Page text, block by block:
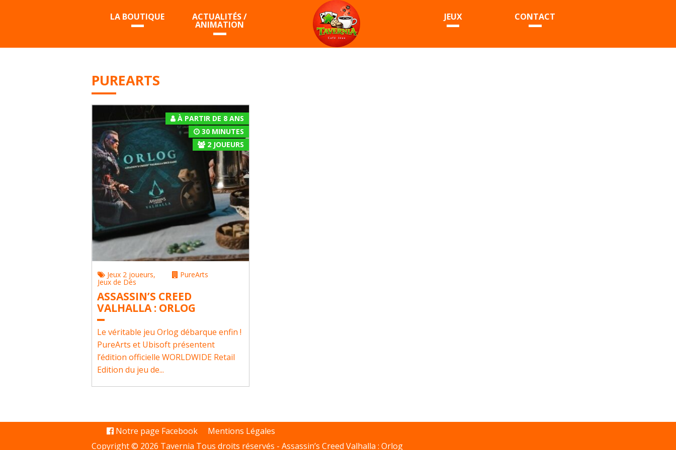
LA BOUTIQUE ACTUALITÉS /
ANIMATION
JEUX CONTACT
PUREARTS
À PARTIR DE 8 ANS
30 MINUTES
2JOUEURS
Jeux 2 joueurs,
Jeux de Dés
PureArts
ASSASSIN’S CREED
VALHALLA : ORLOG
Le véritable jeu Orlog débarque enfin !
PureArts et Ubisoft présentent
l’édition officielle WORLDWIDE Retail
Edition du jeu de...
Notre page Facebook
Mentions Légales
Copyright © 2026 Tavernia Tous droits réservés - Assassin’s Creed Valhalla : Orlog